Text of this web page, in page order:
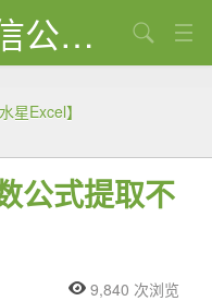
ExcelOffice【微信公众号：水星Excel】
星Excel】
公式提取不
9,840 次浏览